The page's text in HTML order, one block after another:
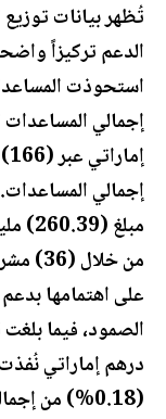
تُظهر بيانات
الدعم تركيزاً
استحوذت
إجمالي
مبلغ
على اهتمامها
(0.18%) من إجمالي المساعدات.